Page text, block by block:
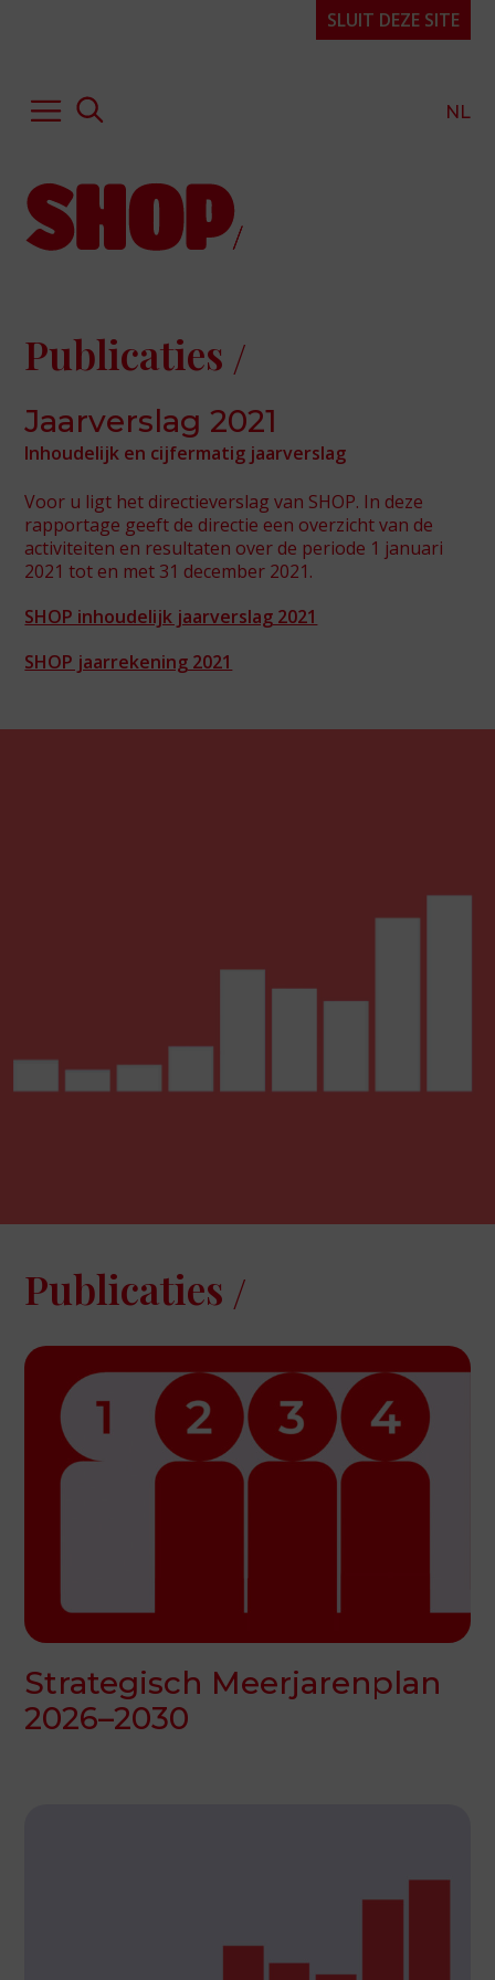
NL
SLUIT DEZE SITE
Hulp of advies
Kennis & expertise
Over SHOP
Projecten
Organisatie
FAQ
SHOP Jeugd
De Gantel
Publicaties
Jaarverslag 2021
Inhoudelijk en cijfermatig jaarverslag
Voor u ligt het directieverslag van SHOP. In deze
rapportage geeft de directie een overzicht van de
activiteiten en resultaten over de periode 1 januari
2021 tot en met 31 december 2021.
SHOP inhoudelijk jaarverslag 2021
SHOP jaarrekening 2021
Publicaties
Strategisch Meerjarenplan
2026–2030